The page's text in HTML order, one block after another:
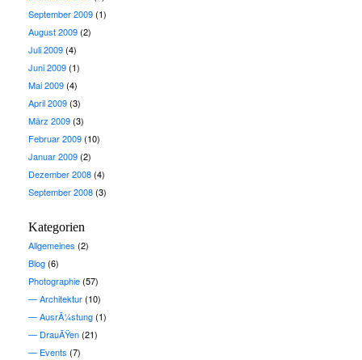
September 2009(1)
August 2009(2)
Juli 2009(4)
Juni 2009(1)
Mai 2009(4)
April 2009(3)
März 2009(3)
Februar 2009(10)
Januar 2009(2)
Dezember 2008(4)
September 2008(3)
Kategorien
Allgemeines (2)
Blog(6)
Photographie(57)
Architektur(10)
AusrÃ¼stung(1)
DrauÃŸen(21)
Events (7)